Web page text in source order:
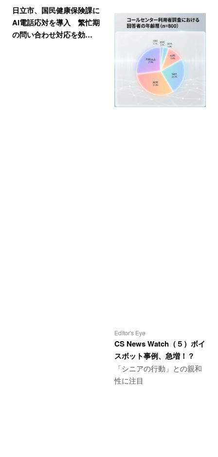
日立市、国民健康保険課に
AI電話応対を導入 繁忙期
の問い合わせ対応を効…
Editor's Eye
CS News Watch（５）ボイ
スボット事例、急増！？
「シニアの行動」との親和
性に注目